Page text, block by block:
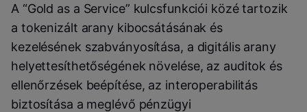
A “Gold as a Service” kulcsfunkciói közé tartozik
a tokenizált arany kibocsátásának és
kezelésének szabványosítása, a digitális arany
helyettesíthetőségének növelése, az auditok és
ellenőrzések beépítése, az interoperabilitás
biztosítása a meglévő pénzügyi